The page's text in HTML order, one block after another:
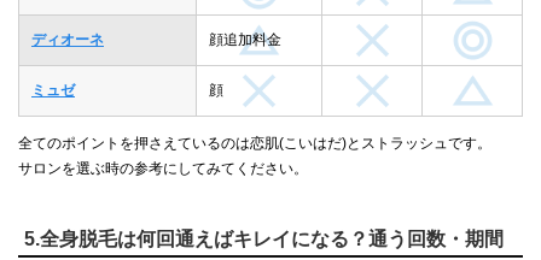
ディオーネ 顔追加料金
ミュゼ 顔
全てのポイントを押さえているのは恋肌(こいはだ)とストラッシュです。
サロンを選ぶ時の参考にしてみてください。
5.全身脱毛は何回通えばキレイになる？通う回数・期間